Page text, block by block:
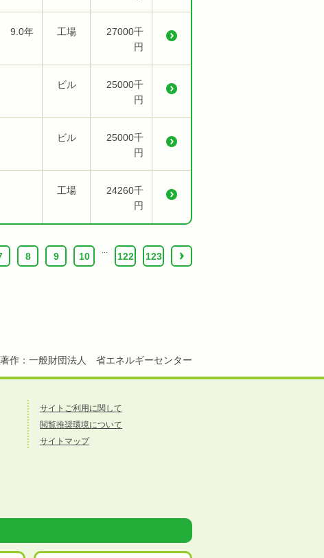
9.0年 工場
27000千
円
ビル
25000千
円
ビル
25000千
円
工場
24260千
円
8 9 10 122 123 ›
作：一般財団法人 省エネルギーセンター
サイトご利用に関して
閲覧推奨環境について
サイトマップ